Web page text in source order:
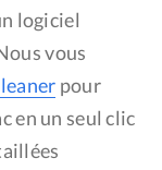
logiciel
vous
pour
en un seul clic